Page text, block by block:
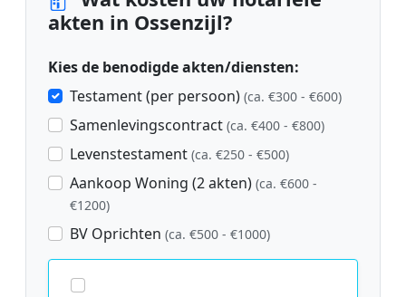
akten in Ossenzijl?
Kies de benodigde akten/diensten:
Testament (per persoon) (ca. €300 - €600)
Samenlevingscontract (ca. €400 - €800)
Levenstestament (ca. €250 - €500)
Aankoop Woning (2 akten) (ca. €600 -
€1200)
BV Oprichten (ca. €500 - €1000)